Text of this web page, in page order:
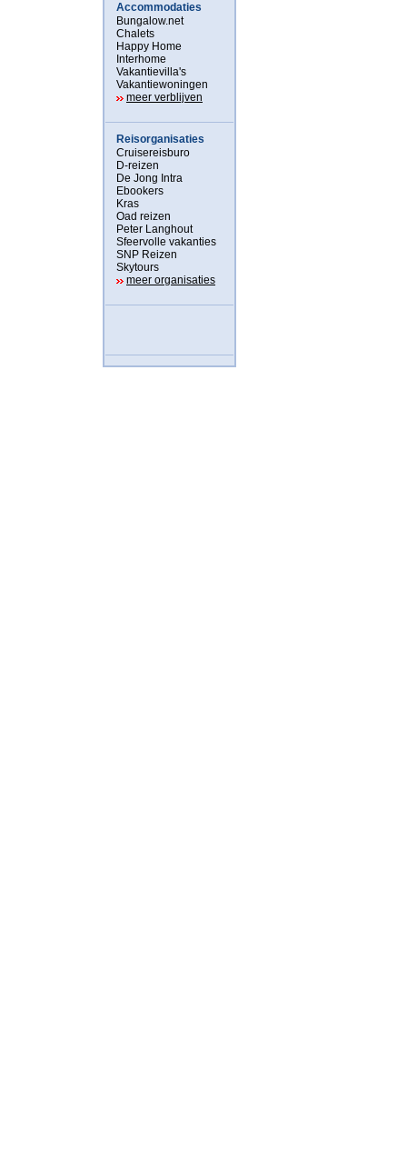
Accommodaties
Bungalow.net
Chalets
Happy Home
Interhome
Vakantievilla's
Vakantiewoningen
meer verblijven
Reisorganisaties
Cruisereisburo
D-reizen
De Jong Intra
Ebookers
Kras
Oad reizen
Peter Langhout
Sfeervolle vakanties
SNP Reizen
Skytours
meer organisaties